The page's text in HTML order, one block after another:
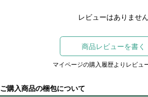
レビューはありません
商品レビューを書く
マイページの購入履歴よりレビュ
ご購入商品の梱包について